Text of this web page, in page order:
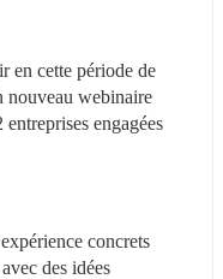
en cette période de
nouveau webinaire
engagées
concrets
des idées